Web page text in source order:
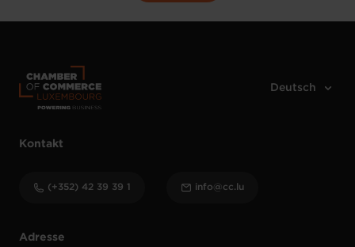
Adresse
Kontakt
(+352) 42 39 39 1 info@cc.lu